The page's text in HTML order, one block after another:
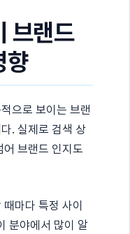
브랜드
향
으로 보이는 브랜
. 실제로 검색 상
브랜드 인지도
마다 특정 사이
분야에서 많이 알